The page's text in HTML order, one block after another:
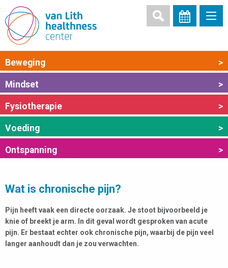
Beweging >
Mindset >
Fysiotherapie >
Voeding >
Ontspanning >
Wat is chronische pijn?
Pijn heeft vaak een directe oorzaak. Je stoot bijvoorbeeld je
knie of breekt je arm. In dit geval wordt gesproken van acute
pijn. Er bestaat echter ook chronische pijn, waarbij de pijn veel
langer aanhoudt dan je zou verwachten.